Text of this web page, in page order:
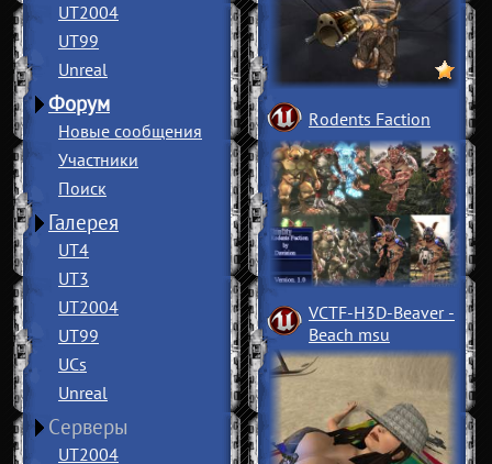
UT2004
UT99
Unreal
Форум
Новые сообщения
Участники
Поиск
Галерея
UT4
UT3
UT2004
UT99
UCs
Unreal
Серверы
UT2004
Rodents Faction
VCTF-H3D-Beaver ­
Beach msu